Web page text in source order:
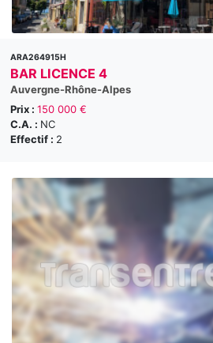
ARA264915H
BAR LICENCE 4
Auvergne-Rhône-Alpes
Prix : 150 000 €
C.A. : NC
Effectif : 2